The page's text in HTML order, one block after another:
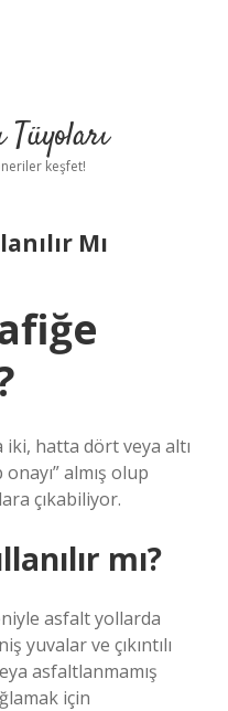
Tüyoları
keşfet!
Mı
hatta dört veya altı
almış olup
çıkabiliyor.
mı?
asfalt yollarda
yuvalar ve çıkıntılı
asfaltlanmamış
için